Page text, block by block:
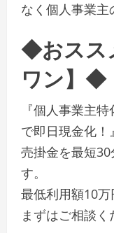
なく個人事業主
◆おスス
ワン】◆
『個人事業主
で即日現金化！』
売掛金を最短
す。
最低利用額10万
まずはご相談く